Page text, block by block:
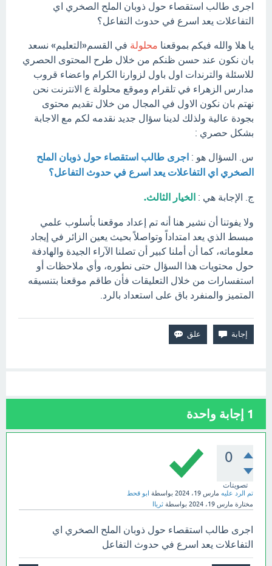
اجرى طالب استقصاء حول ذوبان الملح الصخري اي
التفاعلات يعد اسرع في حدوث التفاعل؟
يا هلا والله فيكم بموقعنا محلولة في القسم«التعليم» نسعد
بان نكون عند حسن ظنكم من خلال طرح المحتوى الحصري
للاسئلة والترندات اول باول لزوارنا الكرام واعضاء قروب
مدارس الزهراء في تلقرام وموقع محلولة ع الانترنت نحن
نهتم بان نكون الاول في المجال من خلال تقديم محتوى
بجودة عالية ولذلك لدينا سؤال جديد نقدمه لكم مع الاجابة
بشكل حصري :
س. السؤال هو : اجرى طالب استقصاء حول ذوبان الملح
الصخري اي التفاعلات يعد اسرع في حدوث التفاعل؟
ج. الإجابة هي : الخيار الثالث.
ولا يفوتنا أن نشير هنا أنه تم إعداد موقعنا بأسلوب علمي
مبسط الذي يعد امتداداً وتواصلاً بحيث يعين الزائر في إيجاد
معلوماته، كما أن أملنا كبير أن تصلنا الآراء الجيدة والهادفة
حول محتويات هذا السؤال حتى نطوره، وأي ملاحظات أو
استفسارات من خلال التعليقات فأن طاقم موقعنا بتنسيقه
المتميز والمنفرد باق على استعداد بالرد.
1 إجابة واحدة
0
تصويتات
تم الرد عليه مارس 19، 2024 بواسطة ابو قحط
مختارة مارس 19، 2024 بواسطة ثرياا
اجرى طالب استقصاء حول ذوبان الملح الصخري اي
التفاعلات يعد اسرع في حدوث التفاعل